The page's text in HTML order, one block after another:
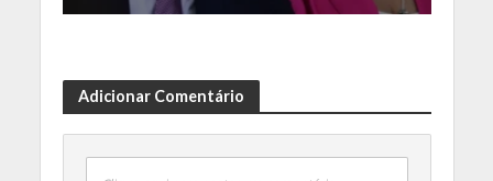
Adicionar Comentário